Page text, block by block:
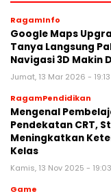
RagamInfo
Google Maps
Tanya Langsung
Navigasi 3D Makin
Jumat, 13 Mar 2026 - 19:13
RagamPendidikan
Mengenal
Pendekatan CRT,
Meningkatkan
Kelas
Kamis, 13 Nov 2025 -
Game